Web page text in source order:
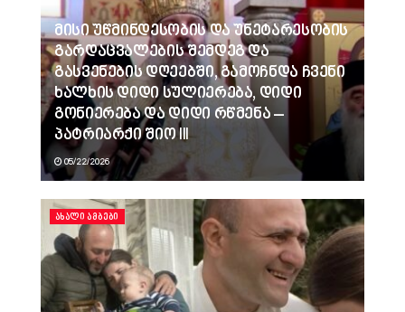
მისი უწმინდესობის და უნეტარესობის
გარდაცვალების შემდეგ და
გასვენების დღეებში, გამოჩნდა ჩვენი
ხალხის დიდი სულიერება, დიდი
გონიერება და დიდი რწმენა –
პატრიარქი შიო III
05/22/2026
ᲐᲮᲐᲚᲘ ᲐᲛᲑᲔᲑᲘ